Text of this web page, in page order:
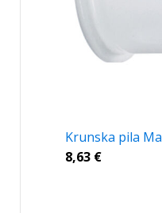
Krunska pila
8,63 €